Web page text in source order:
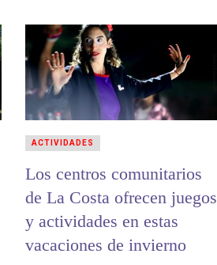
Los centros comunitarios
de La Costa ofrecen juegos
y actividades en estas
vacaciones de invierno
ACTIVIDADES